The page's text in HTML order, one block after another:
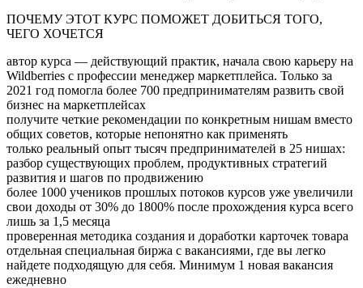
ПОЧЕМУ ЭТОТ КУРС ПОМОЖЕТ ДОБИТЬСЯ ТОГО,
ЧЕГО ХОЧЕТСЯ
автор курса — действующий практик, начала свою карьеру на
Wildberries с профессии менеджер маркетплейса. Только за
2021 год помогла более 700 предпринимателям развить свой
бизнес на маркетплейсах
получите четкие рекомендации по конкретным нишам вместо
общих советов, которые непонятно как применять
только реальный опыт тысяч предпринимателей в 25 нишах:
разбор существующих проблем, продуктивных стратегий
развития и шагов по продвижению
более 1000 учеников прошлых потоков курсов уже увеличили
свои доходы от 30% до 1800% после прохождения курса всего
лишь за 1,5 месяца
проверенная методика создания и доработки карточек товара
отдельная специальная биржа с вакансиями, где вы легко
найдете подходящую для себя. Минимум 1 новая вакансия
ежедневно